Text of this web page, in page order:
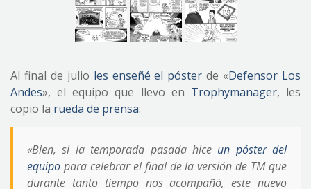
Al final de julio les enseñé el póster de «Defensor Los
Andes», el equipo que llevo en Trophymanager, les
copio la rueda de prensa:
«Bien, si la temporada pasada hice un póster del
equipo para celebrar el final de la versión de TM que
durante tanto tiempo nos acompañó, este nuevo